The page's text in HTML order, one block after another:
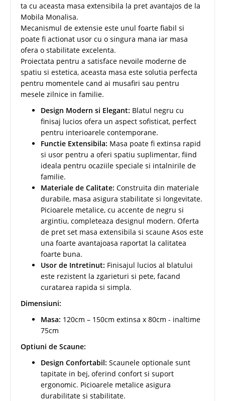
ta cu aceasta masa extensibila la pret avantajos de la
Mobila Monalisa.
Mecanismul de extensie este unul foarte fiabil si
poate fi actionat usor cu o singura mana iar masa
ofera o stabilitate excelenta.
Proiectata pentru a satisface nevoile moderne de
spatiu si estetica, aceasta masa este solutia perfecta
pentru momentele cand ai musafiri sau pentru
mesele zilnice in familie.
Design Modern si Elegant: Blatul negru cu
finisaj lucios ofera un aspect sofisticat, perfect
pentru interioarele contemporane.
Functie Extensibila: Masa poate fi extinsa rapid
si usor pentru a oferi spatiu suplimentar, fiind
ideala pentru ocaziile speciale si intalnirile de
familie.
Materiale de Calitate: Construita din materiale
durabile, masa asigura stabilitate si longevitate.
Picioarele metalice, cu accente de negru si
argintiu, completeaza designul modern. Oferta
de pret set masa extensibila si scaune Asos este
una foarte avantajoasa raportat la calitatea
foarte buna.
Usor de Intretinut: Finisajul lucios al blatului
este rezistent la zgarieturi si pete, facand
curatarea rapida si simpla.
Dimensiuni:
Masa: 120cm – 150cm extinsa x 80cm - inaltime
75cm
Optiuni de Scaune:
Design Confortabil: Scaunele optionale sunt
tapitate in bej, oferind confort si suport
ergonomic. Picioarele metalice asigura
durabilitate si stabilitate.